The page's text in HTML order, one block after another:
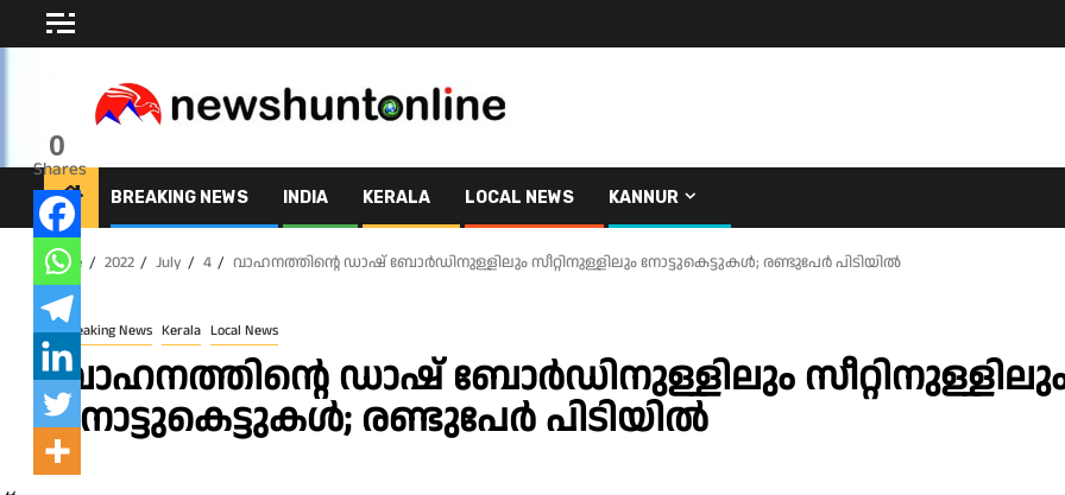
to
BREAKING NEWS INDIA KERALA LOCAL NEWS KANNUR
Home 2022 July 4 വാഹനത്തിന്റെ ഡാഷ് ബോര്‍ഡിനുള്ളിലും സീറ്റിനുള്ളിലും നോട്ടുകെട്ടുകള്‍; രണ്ടുപേര്‍ പിടിയില്‍
Breaking News Kerala Local News
വാഹനത്തിന്റെ ഡാഷ് ബോര്‍ഡിനുള്ളിലും
നോട്ടുകെട്ടുകള്‍; രണ്ടുപേര്‍ പിടിയില്‍
0
Shares